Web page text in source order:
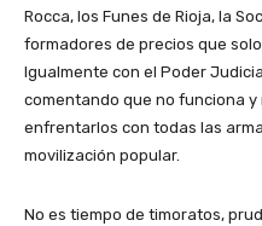
Rocca, los Funes de Rioja, la
formadores de precios que
Igualmente con el Poder
comentando que no funciona y
enfrentarlos con todas las
movilización popular.
No es tiempo de timoratos,